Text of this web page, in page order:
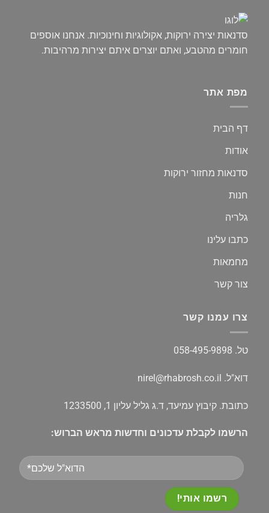
סדנאות יצירה ירוקות, אקולוגיות וחינוכיות. אנחנו אוספים
חומרים מהטבע, ואתם יוצרים איתם יצירות מרהיבות.
מפת אתר
דף הבית
אודות
סדנאות מחזור ירוקות
חנות
גלריה
כתבו עלינו
מחמאות
צור קשר
צרו עמנו קשר
טל. 058-495-9898
דוא"ל. nirel@rhabrosh.co.il
כתובת. קיבוץ עמיעד, ד.ג גליל עליון 1, 1233500
הרשמו לקבלת עדכונים וחדשות מראש הברוש:
Please
leave